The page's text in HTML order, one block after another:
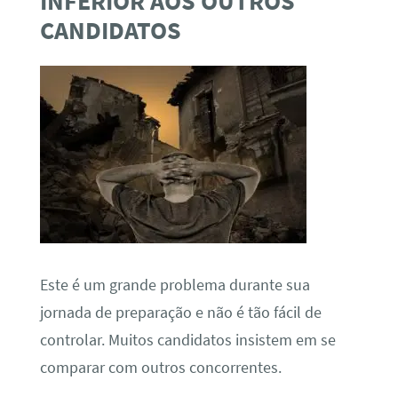
CANDIDATOS
Este é um grande problema durante sua
jornada de preparação e não é tão fácil de
controlar. Muitos candidatos insistem em se
comparar com outros concorrentes.